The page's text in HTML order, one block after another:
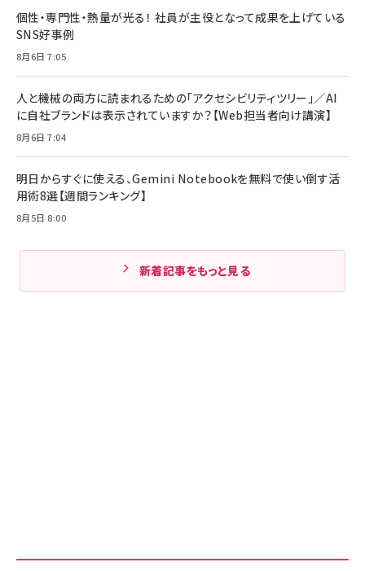
個性・専門性・熱量が光る！ 社員が主役となって成果を上げている
SNS好事例
8月6日 7:05
人と機械の両方に読まれるための「アクセシビリティツリー」／AI
に自社ブランドは表示されていますか？【Web担当者向け講演】
8月6日 7:04
明日からすぐに使える、Gemini Notebookを無料で使い倒す活
用術8選【週間ランキング】
8月5日 8:00
新着記事をもっと見る